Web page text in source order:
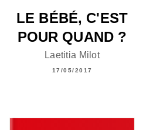
LE BÉBÉ, C'EST
POUR QUAND ?
Laetitia Milot
17/05/2017